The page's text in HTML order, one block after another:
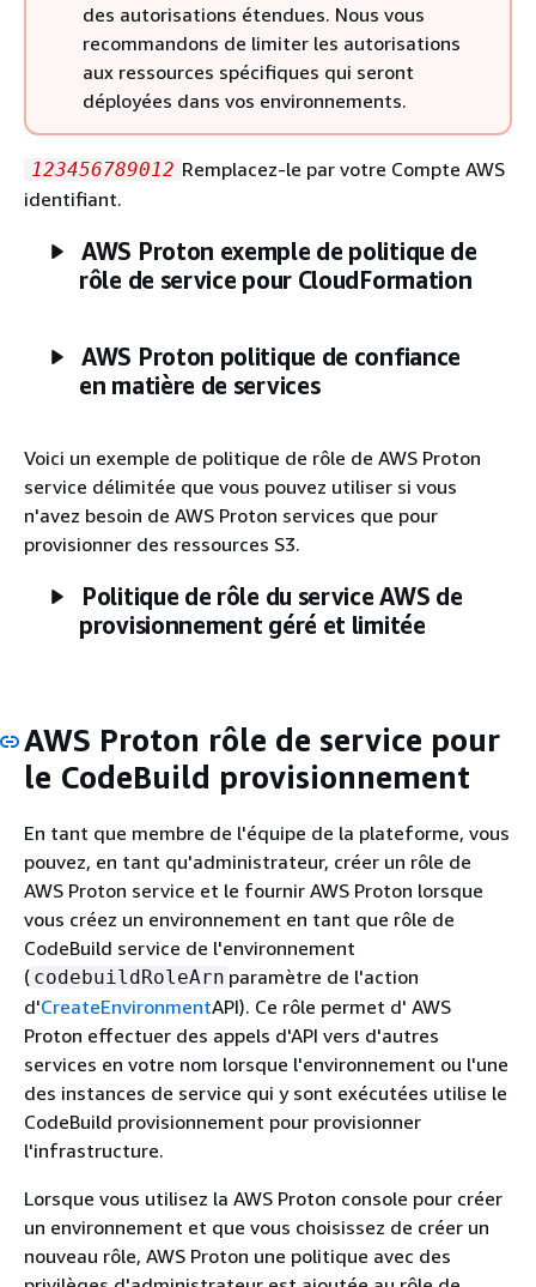
des autorisations étendues. Nous vous
recommandons de limiter les autorisations
aux ressources spécifiques qui seront
déployées dans vos environnements.
123456789012 Remplacez-le par votre Compte AWS
identifiant.
AWS Proton exemple de politique de
rôle de service pour CloudFormation
AWS Proton politique de confiance
en matière de services
Voici un exemple de politique de rôle de AWS Proton
service délimitée que vous pouvez utiliser si vous
n'avez besoin de AWS Proton services que pour
provisionner des ressources S3.
Politique de rôle du service AWS de
provisionnement géré et limitée
AWS Proton rôle de service pour
le CodeBuild provisionnement
En tant que membre de l'équipe de la plateforme, vous
pouvez, en tant qu'administrateur, créer un rôle de
AWS Proton service et le fournir AWS Proton lorsque
vous créez un environnement en tant que rôle de
CodeBuild service de l'environnement
( codebuildRoleArn paramètre de l'action
d'CreateEnvironmentAPI). Ce rôle permet d' AWS
Proton effectuer des appels d'API vers d'autres
services en votre nom lorsque l'environnement ou l'une
des instances de service qui y sont exécutées utilise le
CodeBuild provisionnement pour provisionner
l'infrastructure.
Lorsque vous utilisez la AWS Proton console pour créer
un environnement et que vous choisissez de créer un
nouveau rôle, AWS Proton une politique avec des